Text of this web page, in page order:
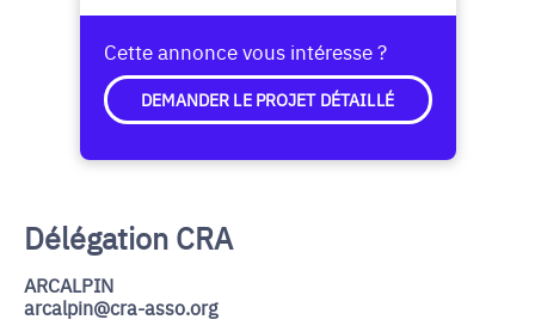
Cette annonce vous intéresse ?
DEMANDER LE PROJET DÉTAILLÉ
Délégation CRA
ARCALPIN
arcalpin@cra-asso.org